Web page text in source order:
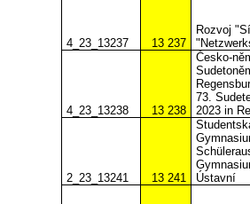
4_23_13237 13 237
Rozvoj
4_23_13238 13 238
Česko-
73.
2023 in
2_23_13241 13 241
Ústavní